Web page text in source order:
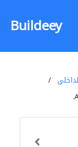
Buildeey